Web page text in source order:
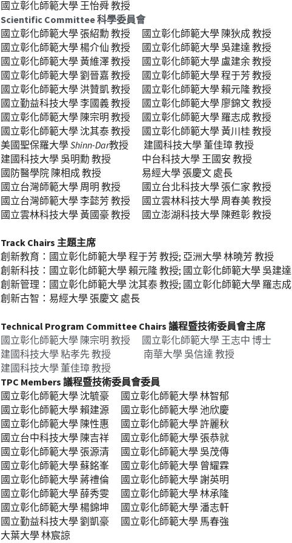
國立彰化師範大學 王怡舜 教授
Scientific Committee 科學委員會
國立彰化師範大學 張紹勳 教授　 國立彰化師範大學 陳狄成 教授
國立彰化師範大學 楊介仙 教授　 國立彰化師範大學 吳建達 教授
國立彰化師範大學 黃維澤 教授　 國立彰化師範大學 盧建余 教授
國立彰化師範大學 劉晉嘉 教授　 國立彰化師範大學 程于芳 教授
國立彰化師範大學 洪贊凱 教授 　國立彰化師範大學 賴元隆 教授
國立勤益科技大學 李國義 教授 　國立彰化師範大學 廖錦文 教授
國立彰化師範大學 陳宗明 教授 　國立彰化師範大學 羅志成 教授
國立彰化師範大學 沈其泰 教授　 國立彰化師範大學 黃川桂 教授
美國聖保羅大學 Shinn-Dar教授
建國科技大學 董佳璋 教授
建國科技大學 吳明勳 教授　 　　中台科技大學 王國安 教授
國防醫學院 陳相成 教授 　　　　易經大學 張慶文 處長
國立台灣師範大學 周明 教授　　 國立台北科技大學 張仁家 教授
國立台灣師範大學 李懿芳 教授　 國立雲林科技大學 周春美 教授
國立雲林科技大學 黃國豪 教授 　國立澎湖科技大學 陳甦彰 教授
Track Chairs 主題主席
創新教育：國立彰化師範大學 程于芳 教授; 亞洲大學 林曉芳 教授
創新科技：國立彰化師範大學 賴元隆 教授; 國立彰化師範大學 吳建
創新管理：國立彰化師範大學 沈其泰 教授; 國立彰化師範大學 羅志
創新古智：易經大學 張慶文 處長
Technical Program Committee Chairs 議程暨技術委員會主席
國立彰化師範大學 陳宗明 教授
國立彰化師範大學 王志中 博士
建國科技大學 粘孝先 教授
南華大學 吳信達 教授
建國科技大學 董佳璋 教授
TPC Members 議程暨技術委員會委員
國立彰化師範大學 沈毓豪　 國立彰化師範大學 林智郁
國立彰化師範大學 賴建源　 國立彰化師範大學 池欣慶
國立彰化師範大學 陳性惠　 國立彰化師範大學 許麗秋
國立台中科技大學 陳吉祥　 國立彰化師範大學 張恭就
國立彰化師範大學 張源清　 國立彰化師範大學 吳茂傳
國立彰化師範大學 蘇銘峯　 國立彰化師範大學 曾耀霖
國立彰化師範大學 蔣禮倫　 國立彰化師範大學 謝英明
國立彰化師範大學 薛秀雯　 國立彰化師範大學 林承隆
國立彰化師範大學 楊錦坤　 國立彰化師範大學 潘志軒
國立勤益科技大學 劉凱豪　 國立彰化師範大學 馬春強
大葉大學 林宸諒